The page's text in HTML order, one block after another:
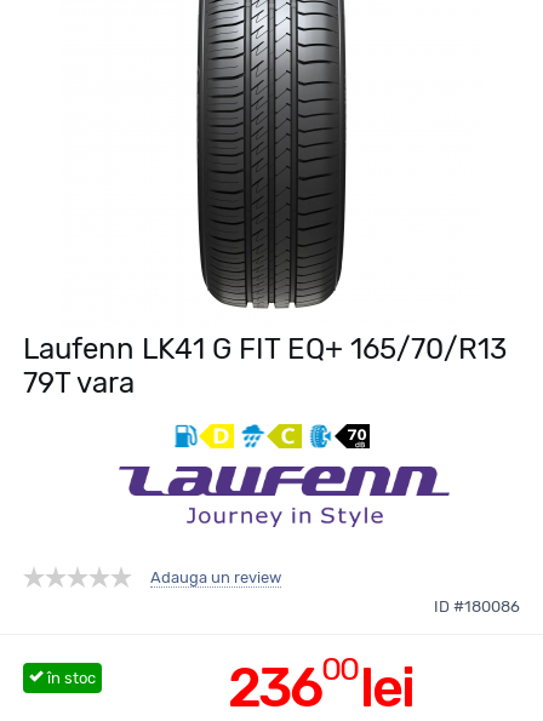
Laufenn LK41 G FIT EQ+ 165/70/R13
79T vara
Adauga un review
ID #180086
23600lei
în stoc